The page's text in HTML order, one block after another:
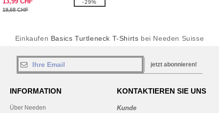
19,68 CHF
-29%
Einkaufen Basics Turtleneck T-Shirts bei Needen Suisse
jetzt abonnieren!
INFORMATION
Über Needen
KONTAKTIEREN SIE UNS
Kunde